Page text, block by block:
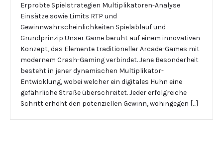
Erprobte Spielstrategien Multiplikatoren-Analyse
Einsätze sowie Limits RTP und
Gewinnwahrscheinlichkeiten Spielablauf und
Grundprinzip Unser Game beruht auf einem innovativen
Konzept, das Elemente traditioneller Arcade-Games mit
modernem Crash-Gaming verbindet. Jene Besonderheit
besteht in jener dynamischen Multiplikator-
Entwicklung, wobei welcher ein digitales Huhn eine
gefährliche Straße überschreitet. Jeder erfolgreiche
Schritt erhöht den potenziellen Gewinn, wohingegen […]